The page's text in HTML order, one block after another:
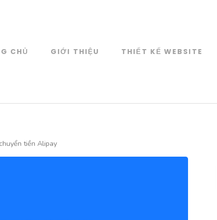
Design
CHỦ GIỚI THIỆU THIẾT KẾ WEBSITE
tiền Alipay